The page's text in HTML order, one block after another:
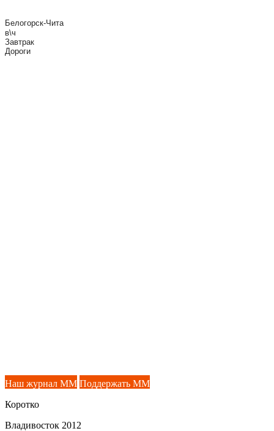
Белогорск-Чита
в\ч
Завтрак
Дороги
Наш журнал ММ Поддержать ММ
Коротко
Владивосток 2012